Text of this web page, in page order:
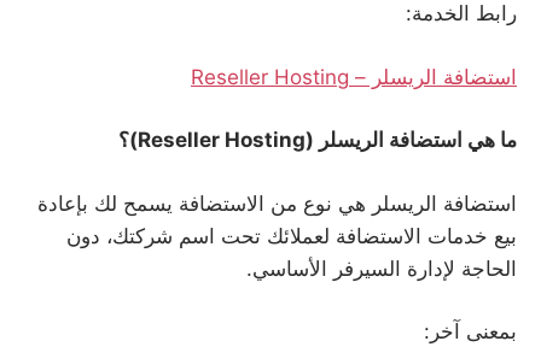
رابط الخدمة:
استضافة الريسلر – Reseller Hosting
ما هي استضافة الريسلر (Reseller Hosting) ؟
استضافة الريسلر هي نوع من الاستضافة يسمح لك بإعادة
بيع خدمات الاستضافة لعملائك تحت اسم شركتك، دون
الحاجة لإدارة السيرفر الأساسي.
بمعنى آخر: